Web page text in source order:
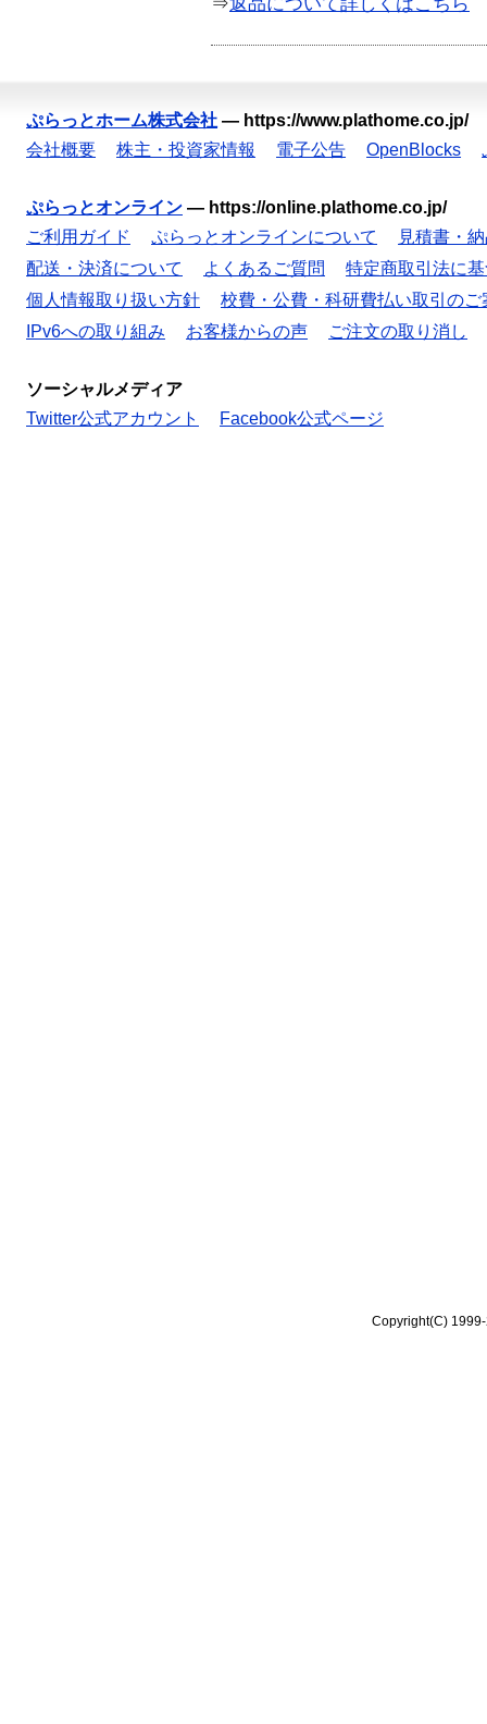
⇒返品について詳しくはこちら
ぷらっとホーム株式会社 — https://www.plathome.co.jp/
会社概要
株主・投資家情報 電子公告 OpenBlocks
ぷらっとオンライン — https://online.plathome.co.jp/
ご利用ガイド
ぷらっとオンラインについて
見積書・
配送・決済について
よくあるご質問
特定商取引法に
個人情報取り扱い方針
校費・公費・科研費払い取引のご
IPv6への取り組み
お客様からの声 ご注文の取り消し
ソーシャルメディア
Twitter公式アカウント
Facebook公式ページ
Copyright(C)